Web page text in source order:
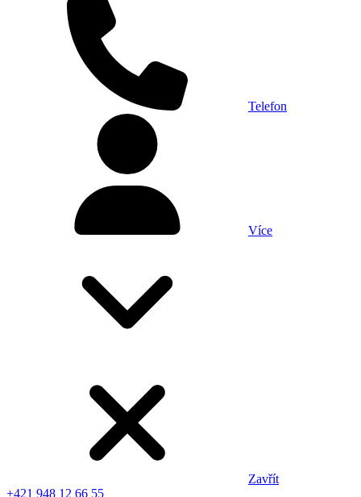
Telefon
Více
Zavřít
+421 948 12 66 55